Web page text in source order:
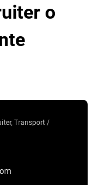
o
Transport /